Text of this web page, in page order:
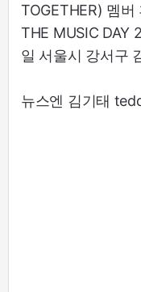
TOGETHER) 멤
THE MUSIC DAY
일 서울시 강서구
뉴스엔 김기태